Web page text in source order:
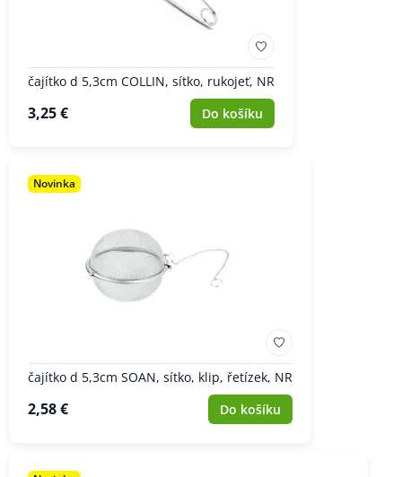
čajítko d 5,3cm COLLIN, sítko, rukojeť, NR
3,25 € Do košíku
Novinka
čajítko d 5,3cm SOAN, sítko, klip, řetízek, NR
2,58 € Do košíku